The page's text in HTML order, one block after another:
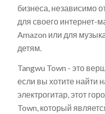
бизнеса, независимо
для своего интернет-
Amazon или для
детям.
Tangwu Town - это
если вы хотите найти
электрогитар, этот
Town, который